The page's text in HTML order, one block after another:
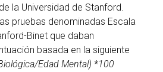
la Universidad de Stanford.
pruebas denominadas Escala
Binet que daban
basada en la siguiente
Edad Mental) *100